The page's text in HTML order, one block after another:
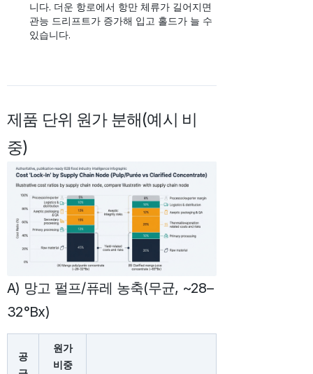
니다. 더운 항로에서 항만 체류가 길어지면
관능 드리프트가 증가해 입고 홀드가 늘 수
있습니다.
제품 단위 원가 분해(예시 비
중)
A) 망고 펄프/퓨레 농축(무균, ~28–
32°Bx)
공
원가
비중